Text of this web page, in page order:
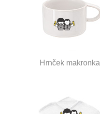
Hrnček makronka